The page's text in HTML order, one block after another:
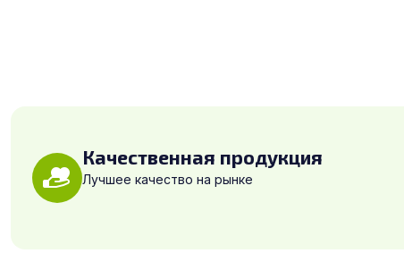
Качественная продукция
Лучшее качество на рынке